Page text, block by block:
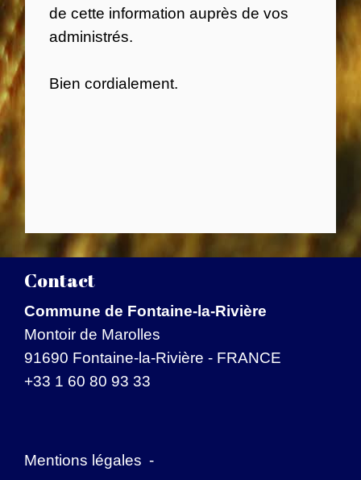
de cette information auprès de vos
administrés.
Bien cordialement.
Contact
Commune de Fontaine-la-Rivière
Montoir de Marolles
91690 Fontaine-la-Rivière - FRANCE
+33 1 60 80 93 33
Mentions légales -